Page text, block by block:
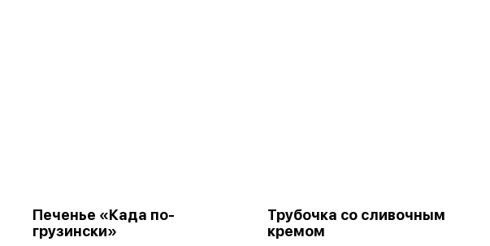
Печенье «Када по-
грузински»
Трубочка со сливочным
кремом